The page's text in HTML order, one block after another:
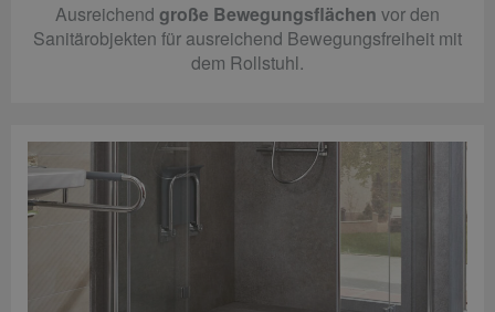
Ausreichend große Bewegungsflächen vor den
Sanitärobjekten für ausreichend Bewegungsfreiheit mit
dem Rollstuhl.